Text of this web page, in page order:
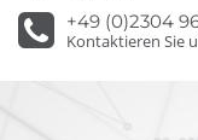
+49 (0)2304
Kontaktieren Sie